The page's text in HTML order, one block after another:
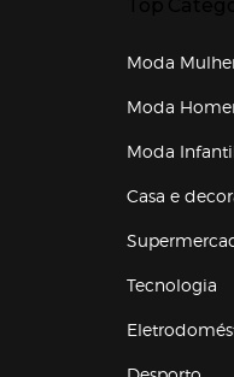
Moda
Moda
Moda
Casa e
Tecnologia